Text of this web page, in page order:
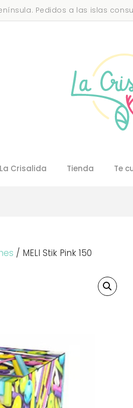
Pedidos a las islas
La Crisalida Tienda Te
/ MELI Stik Pink 150